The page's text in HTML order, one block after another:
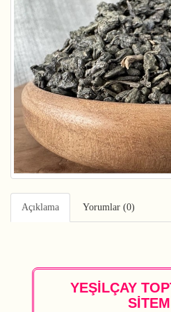
Açıklama Yorumlar (0)
YEŞİLÇAY